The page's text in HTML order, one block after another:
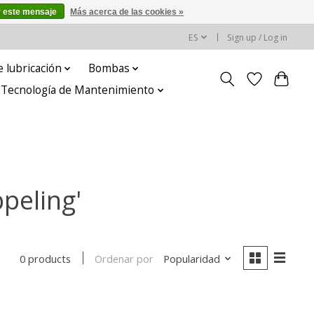
ES Sign up / Log in
lubricación
Bombas
de Mantenimiento
0 products Ordenar por Popularidad
este mensaje Más acerca de las cookies »